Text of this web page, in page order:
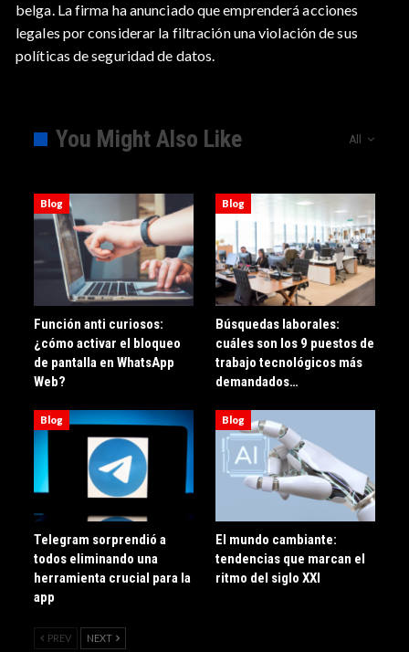
belga. La firma ha anunciado que emprenderá acciones
legales por considerar la filtración una violación de sus
políticas de seguridad de datos.
All
You Might Also Like
Blog
Función anti curiosos:
¿cómo activar el bloqueo
de pantalla en WhatsApp
Web?
Blog
Búsquedas laborales:
cuáles son los 9 puestos de
trabajo tecnológicos más
demandados…
Blog
Telegram sorprendió a
todos eliminando una
herramienta crucial para la
app
Blog
El mundo cambiante:
tendencias que marcan el
ritmo del siglo XXI
PREV NEXT